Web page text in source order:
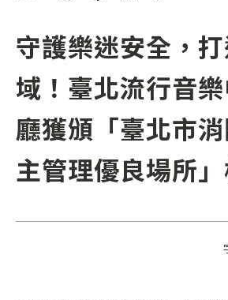
守護樂迷安全，
域！臺北流行音
廳獲頒「臺北市
主管理優良場所